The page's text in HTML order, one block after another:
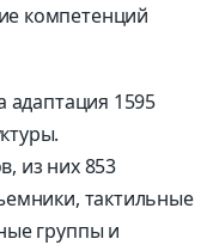
компетенций
адаптация 1595
из них 853
тактильные
группы и